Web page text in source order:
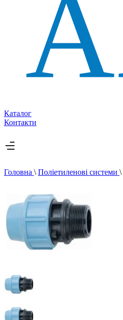
Каталог
Контакти
Головна \ Поліетиленові системи \